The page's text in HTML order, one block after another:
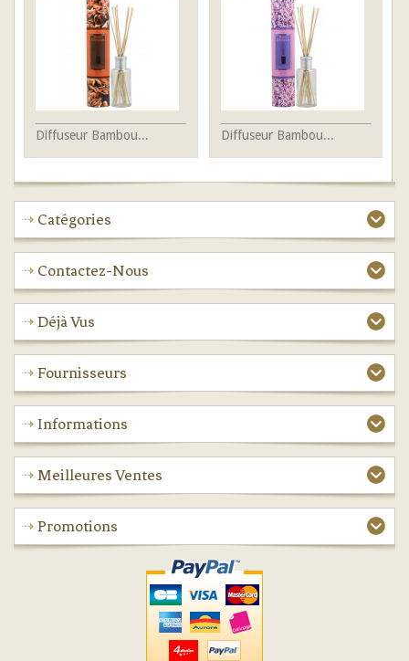
Diffuseur Bambou... Diffuseur Bambou...
Catégories
Contactez-Nous
Déjà Vus
Fournisseurs
Informations
Meilleures Ventes
Promotions